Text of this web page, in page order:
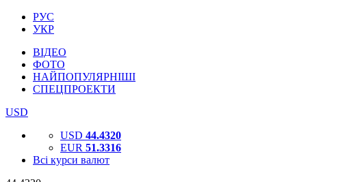
РУС
УКР
ВІДЕО
ФОТО
НАЙПОПУЛЯРНІШІ
СПЕЦПРОЕКТИ
USD
USD 44.4320
EUR 51.3316
Всі курси валют